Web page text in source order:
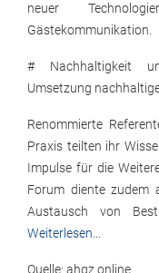
neuer
Gästekommunikation.​
# Nachhaltigkeit
Umsetzung
Renommierte
Praxis teilten ihr
Impulse für die
Forum diente zudem
Austausch von
Weiterlesen...
Quelle: ahgz online